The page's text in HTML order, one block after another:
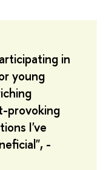
in
young
provoking
I've
-